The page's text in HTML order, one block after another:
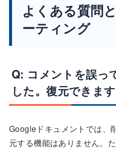
よくある質問
ーティング
Q: コメントを誤っ
した。復元できま
Googleドキュメントでは、
元する機能はありません。